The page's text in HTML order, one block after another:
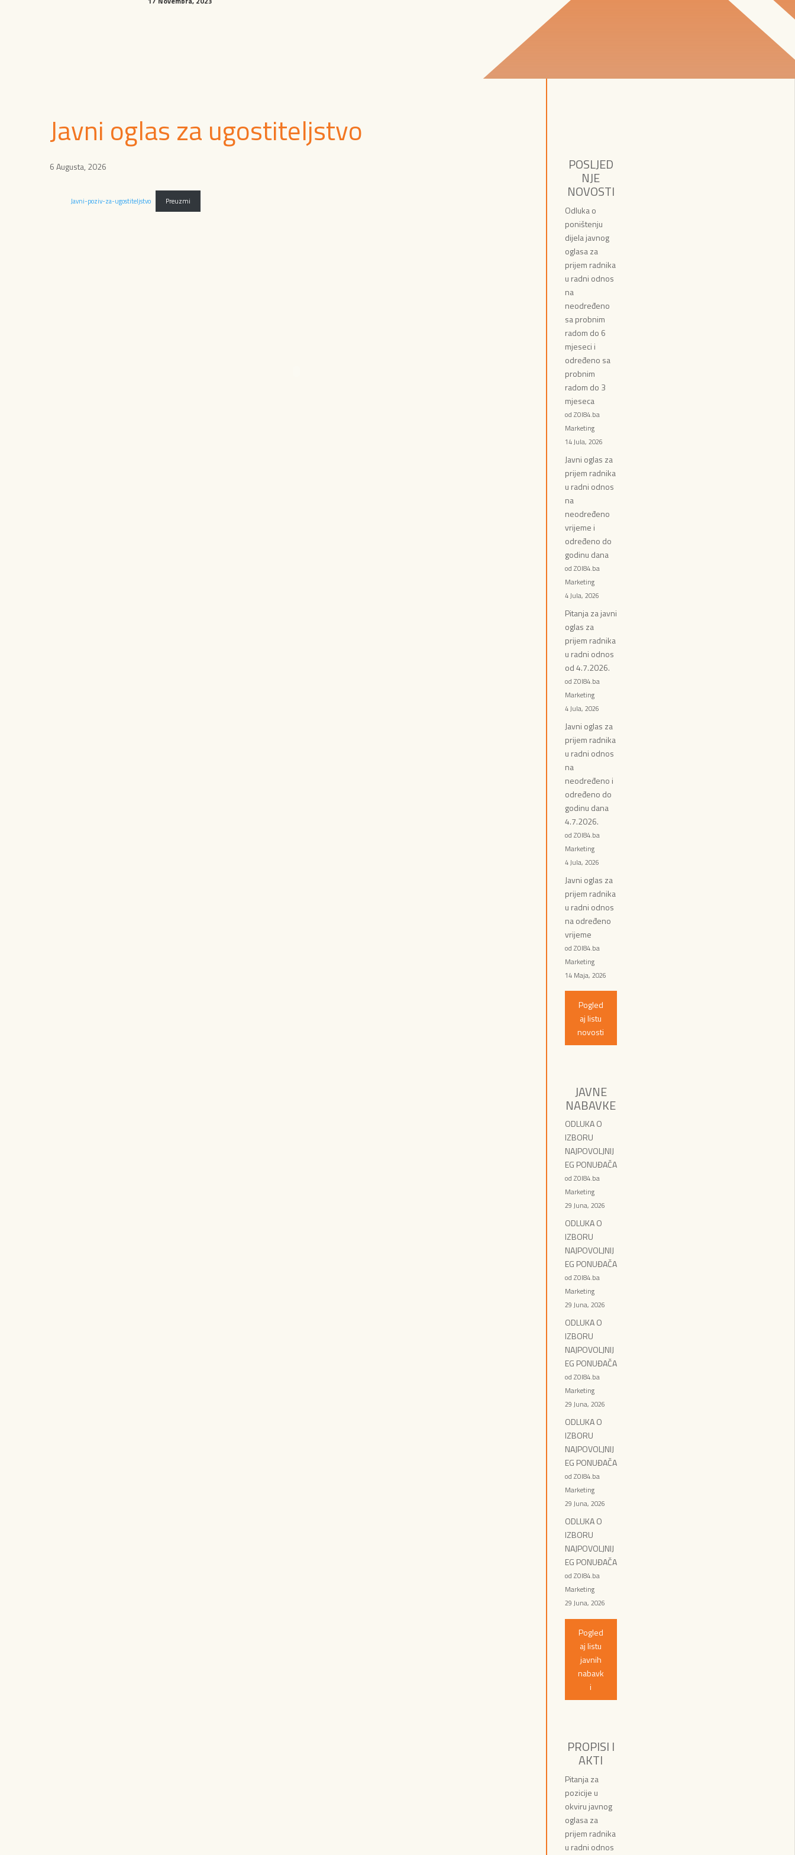
Javni oglas za ugostiteljstvo
6 Augusta, 2026
Javni-poziv-za-ugostiteljstvo Preuzmi
POSLJED
NJE
NOVOSTI
Odluka o
poništenju
dijela javnog
oglasa za
prijem radnika
u radni odnos
na
neodređeno
sa probnim
radom do 6
mjeseci i
određeno sa
probnim
radom do 3
mjeseca
od ZOI84.ba
Marketing
14 Jula, 2026
Javni oglas za
prijem radnika
u radni odnos
na
neodređeno
vrijeme i
određeno do
godinu dana
od ZOI84.ba
Marketing
4 Jula, 2026
Pitanja za javni
oglas za
prijem radnika
u radni odnos
od 4.7.2026.
od ZOI84.ba
Marketing
4 Jula, 2026
Javni oglas za
prijem radnika
u radni odnos
na
neodređeno i
određeno do
godinu dana
4.7.2026.
od ZOI84.ba
Marketing
4 Jula, 2026
Javni oglas za
prijem radnika
u radni odnos
na određeno
vrijeme
od ZOI84.ba
Marketing
14 Maja, 2026
Pogled
aj listu
novosti
JAVNE
NABAVKE
ODLUKA O
IZBORU
NAJPOVOLJNIJ
EG PONUĐAČA
od ZOI84.ba
Marketing
29 Juna, 2026
ODLUKA O
IZBORU
NAJPOVOLJNIJ
EG PONUĐAČA
od ZOI84.ba
Marketing
29 Juna, 2026
ODLUKA O
IZBORU
NAJPOVOLJNIJ
EG PONUĐAČA
od ZOI84.ba
Marketing
29 Juna, 2026
ODLUKA O
IZBORU
NAJPOVOLJNIJ
EG PONUĐAČA
od ZOI84.ba
Marketing
29 Juna, 2026
ODLUKA O
IZBORU
NAJPOVOLJNIJ
EG PONUĐAČA
od ZOI84.ba
Marketing
29 Juna, 2026
Pogled
aj listu
javnih
nabavk
i
PROPISI I
AKTI
Pitanja za
pozicije u
okviru javnog
oglasa za
prijem radnika
u radni odnos